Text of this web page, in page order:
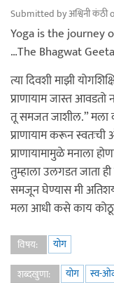
Submitted byअश्विनी कंठी
Yoga is the journey
…The Bhagwat
त्या दिवशी माझी
प्राणायाम जास्त आवडतो
तू समजत जाशील.” मला
प्राणायाम करून
प्राणायामामुळे मनाला
तुम्हाला उलगडत जाता ही
समजून घेण्यास मी
मला आधी कसे काय
विषय:
योग
शब्दखुणा:
योग स्व-